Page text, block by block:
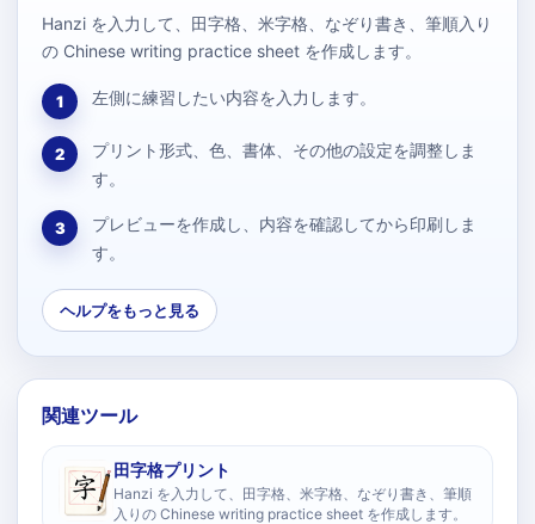
Hanzi を入力して、田字格、米字格、なぞり書き、筆順入り
の Chinese writing practice sheet を作成します。
1 左側に練習したい内容を入力します。
2
プリント形式、色、書体、その他の設定を調整しま
す。
3
プレビューを作成し、内容を確認してから印刷しま
す。
ヘルプをもっと見る
関連ツール
田字格プリント
Hanzi を入力して、田字格、米字格、なぞり書き、筆順
入りの Chinese writing practice sheet を作成します。